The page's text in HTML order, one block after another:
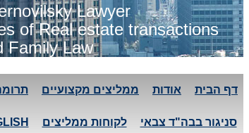
Lawyer
of Real estate transactions
Family Law
דף הבית אודות ממליצים מקצועיים
סניגור בבה"ד צבאי לקוחות ממליצים